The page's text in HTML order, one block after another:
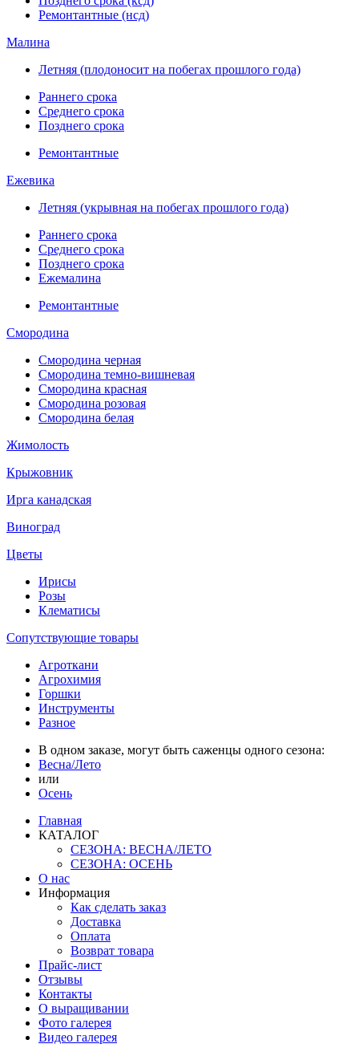
Ремонтантные (нсд)
Малина
Летняя (плодоносит на побегах прошлого года)
Раннего срока
Среднего срока
Позднего срока
Ремонтантные
Ежевика
Летняя (укрывная на побегах прошлого года)
Раннего срока
Среднего срока
Позднего срока
Ежемалина
Ремонтантные
Смородина
Смородина черная
Смородина темно-вишневая
Смородина красная
Смородина розовая
Смородина белая
Жимолость
Крыжовник
Ирга канадская
Виноград
Цветы
Ирисы
Розы
Клематисы
Сопутствующие товары
Агроткани
Агрохимия
Горшки
Инструменты
Разное
В одном заказе, могут быть саженцы одного сезона:
Весна/Лето
или
Осень
Главная
КАТАЛОГ
СЕЗОНА: ВЕСНА/ЛЕТО
СЕЗОНА: ОСЕНЬ
О нас
Информация
Как сделать заказ
Доставка
Оплата
Возврат товара
Прайс-лист
Отзывы
Контакты
О выращивании
Фото галерея
Видео галерея